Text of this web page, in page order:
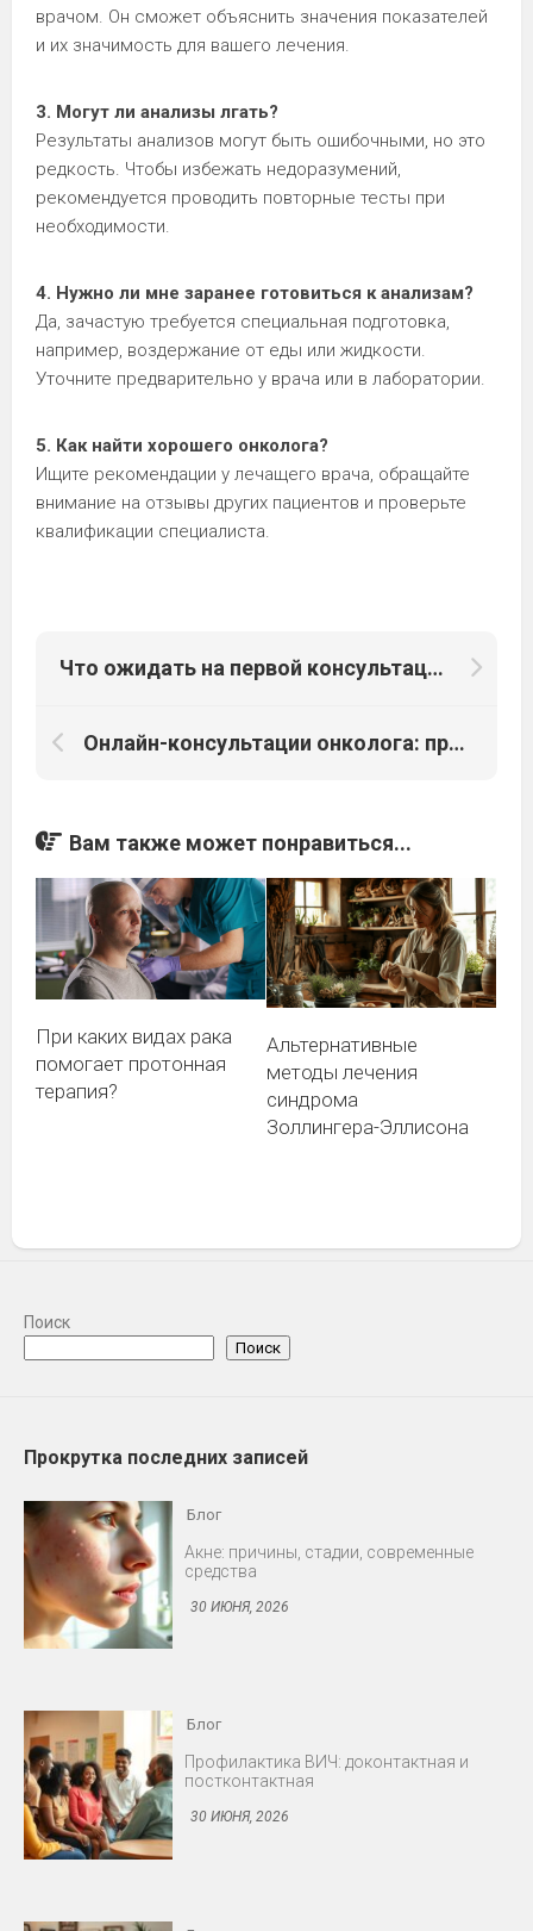
врачом. Он сможет объяснить значения показателей
и их значимость для вашего лечения.
3. Могут ли анализы лгать?
Результаты анализов могут быть ошибочными, но это
редкость. Чтобы избежать недоразумений,
рекомендуется проводить повторные тесты при
необходимости.
4. Нужно ли мне заранее готовиться к анализам?
Да, зачастую требуется специальная подготовка,
например, воздержание от еды или жидкости.
Уточните предварительно у врача или в лаборатории.
5. Как найти хорошего онколога?
Ищите рекомендации у лечащего врача, обращайте
внимание на отзывы других пациентов и проверьте
квалификации специалиста.
Что ожидать на первой консультации у онколога: полное руководство
Онлайн-консультации онколога: преимущества и недостатки
Вам также может понравиться...
При каких видах рака
помогает протонная
терапия?
Альтернативные
методы лечения
синдрома
Золлингера-Эллисона
Поиск
Поиск
Прокрутка последних записей
Блог
Профилактика ВИЧ: доконтактная и
постконтактная
30 ИЮНЯ, 2026
Блог
Снижение либидо у мужчин и женщин